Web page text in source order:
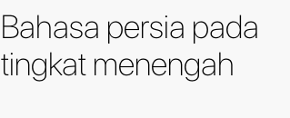
Bahasa persia pada
tingkat menengah